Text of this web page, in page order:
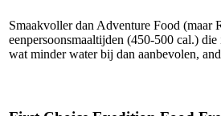
Smaakvoller dan Adventure Food (maar
eenpersoonsmaaltijden (450-500 cal.)
wat minder water bij dan aanbevolen,